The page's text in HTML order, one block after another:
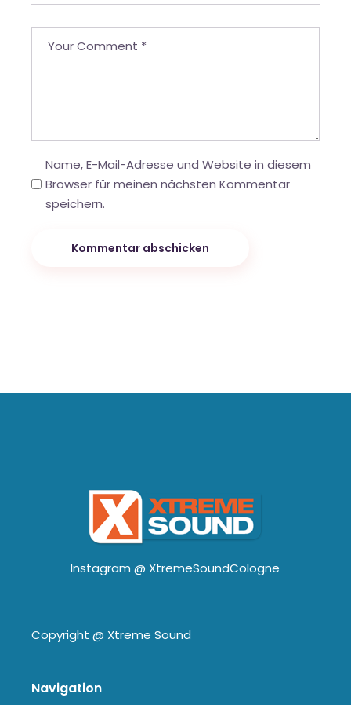
Name, E-Mail-Adresse und Website in diesem
Browser für meinen nächsten Kommentar
speichern.
Kommentar abschicken
Instagram @ XtremeSoundCologne
Copyright @ Xtreme Sound
Navigation